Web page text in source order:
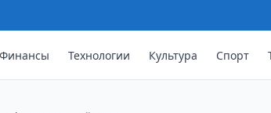
Финансы Технологии Культура Спорт